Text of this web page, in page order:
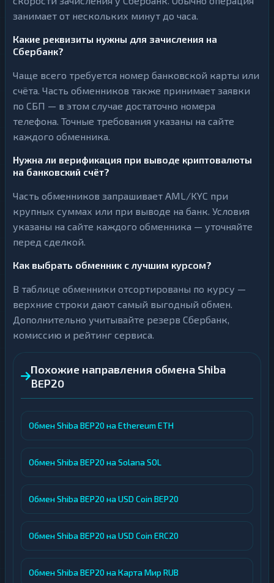
занимает от нескольких минут до часа.
Какие реквизиты нужны для зачисления на
Сбербанк?
Чаще всего требуется номер банковской карты или
счёта. Часть обменников также принимает заявки
по СБП — в этом случае достаточно номера
телефона. Точные требования указаны на сайте
каждого обменника.
Нужна ли верификация при выводе криптовалюты
на банковский счёт?
Часть обменников запрашивает AML/KYC при
крупных суммах или при выводе на банк. Условия
указаны на сайте каждого обменника — уточняйте
перед сделкой.
Как выбрать обменник с лучшим курсом?
В таблице обменники отсортированы по курсу —
верхние строки дают самый выгодный обмен.
Дополнительно учитывайте резерв Сбербанк,
комиссию и рейтинг сервиса.
Похожие направления обмена Shiba
BEP20
Обмен Shiba BEP20 на Ethereum ETH
Обмен Shiba BEP20 на Solana SOL
Обмен Shiba BEP20 на USD Coin BEP20
Обмен Shiba BEP20 на USD Coin ERC20
Обмен Shiba BEP20 на Карта Мир RUB